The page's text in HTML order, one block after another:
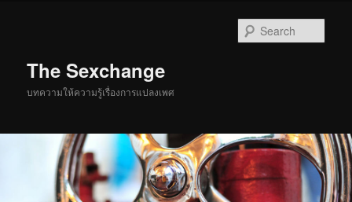
The Sexchange
บทความให้ความรู้เรื่องการแปลงเพศ